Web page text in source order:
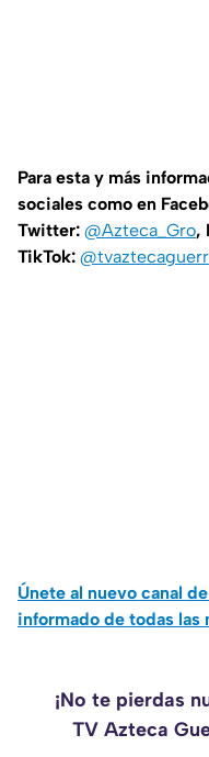
Para esta y más
sociales como en
Twitter: @Azteca_Gro,
TikTok:
Únete al nuevo canal
informado de todas
¡No te pierdas
TV Azteca